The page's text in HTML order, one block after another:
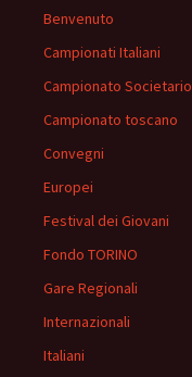
Benvenuto
Campionati Italiani
Campionato Societario
Campionato toscano
Convegni
Europei
Festival dei Giovani
Fondo TORINO
Gare Regionali
Internazionali
Italiani